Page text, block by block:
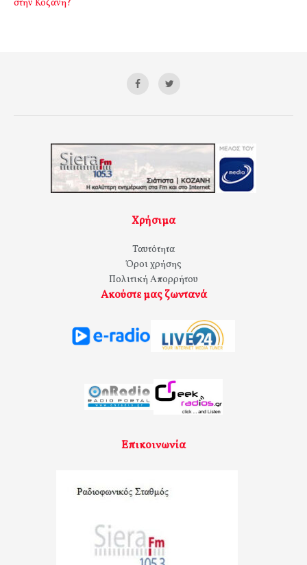
στην Κοζάνη?
Χρήσιμα
Ταυτότητα
Όροι χρήσης
Πολιτική Απορρήτου
Ακούστε μας ζωντανά
Επικοινωνία